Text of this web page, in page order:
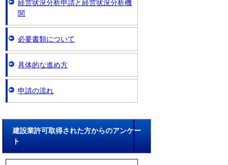
経営状況分析申請と経営状況分析機
関
必要書類について
具体的な進め方
申請の流れ
建設業許可取得された方からのアンケー
ト